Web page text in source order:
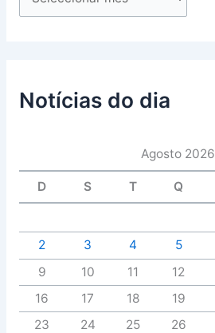
Notícias do dia
Agosto 2026
D S T Q
2
3 4 5
9
10 11 12
16
17 18 19
23
24 25 26